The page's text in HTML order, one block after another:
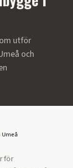
utför
och
›Umeå
för